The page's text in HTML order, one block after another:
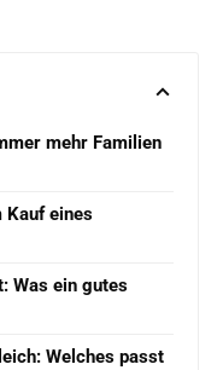
mehr Familien
Kauf eines
Was ein gutes
Welches passt